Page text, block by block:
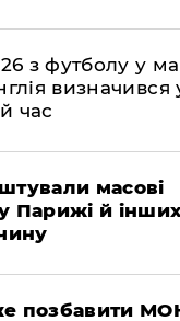
з футболу у
визначився
час
масові
Парижі й інших
позбавити